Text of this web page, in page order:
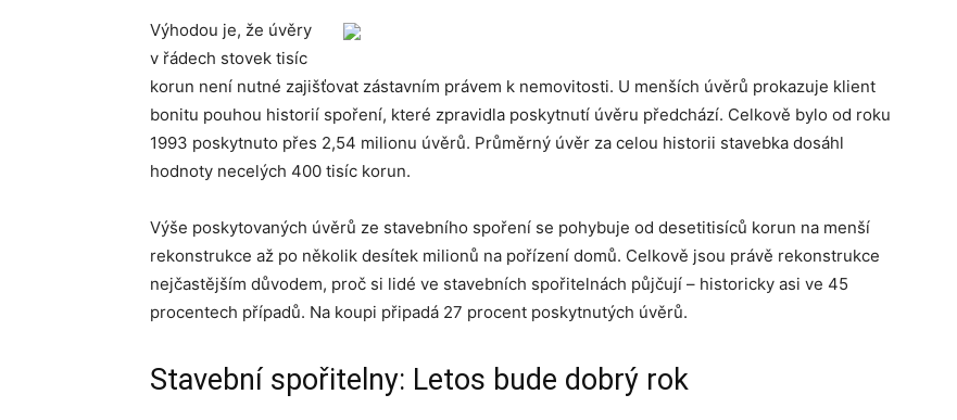
Výhodou je, že úvěry
v řádech stovek tisíc
korun není nutné zajišťovat zástavním právem k nemovitosti. U menších úvěrů prokazuje klient
bonitu pouhou historií spoření, které zpravidla poskytnutí úvěru předchází. Celkově bylo od roku
1993 poskytnuto přes 2,54 milionu úvěrů. Průměrný úvěr za celou historii stavebka dosáhl
hodnoty necelých 400 tisíc korun.
Výše poskytovaných úvěrů ze stavebního spoření se pohybuje od desetitisíců korun na menší
rekonstrukce až po několik desítek milionů na pořízení domů. Celkově jsou právě rekonstrukce
nejčastějším důvodem, proč si lidé ve stavebních spořitelnách půjčují – historicky asi ve 45
procentech případů. Na koupi připadá 27 procent poskytnutých úvěrů.
Stavební spořitelny: Letos bude dobrý rok